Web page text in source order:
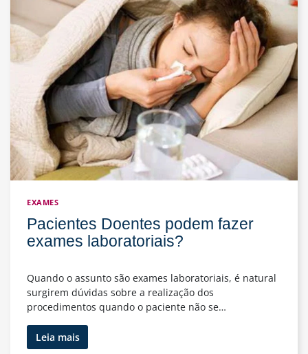
Pais
Precisam
Saber
EXAMES
Pacientes Doentes podem fazer
exames laboratoriais?
Quando o assunto são exames laboratoriais, é natural
surgirem dúvidas sobre a realização dos
procedimentos quando o paciente não se…
Leia maisPacientes
Doentes